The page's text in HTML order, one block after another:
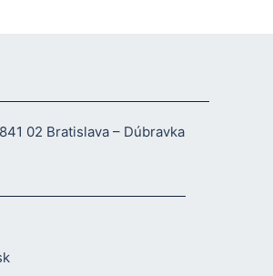
02 Bratislava – Dúbravka
potrebné pre